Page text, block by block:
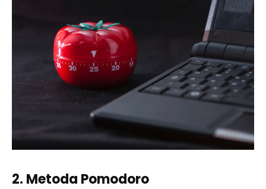
2. Metoda Pomodoro